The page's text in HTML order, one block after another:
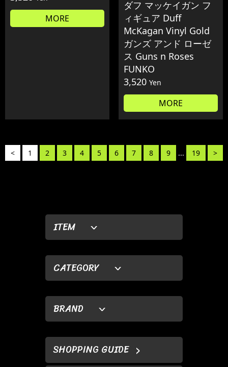
ITEM
CATEGORY
BRAND
SHOPPING GUIDE
MORE
ダフ マッケイガン フ
ィギュア Duff
McKagan Vinyl Gold
ガンズ アンド ローゼ
ス Guns n Roses
FUNKO
3,520 Yen
MORE
< 1 2 3 4 5 6 7 8 9 ... 19 >